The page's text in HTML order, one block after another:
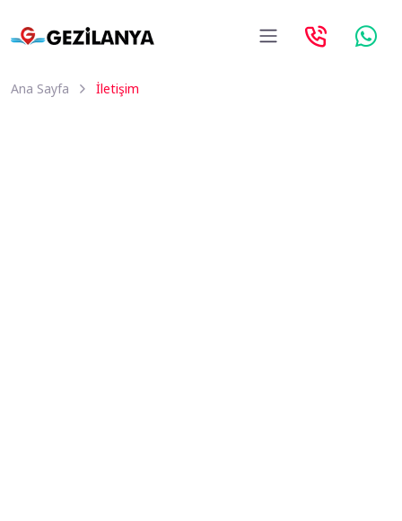
Ana Sayfa İletişim